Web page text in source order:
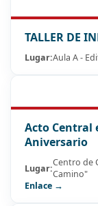
TALLER DE
Lugar:Aula A -
Acto Central
Aniversario
Lugar:Centro de
Camino"
Enlace →